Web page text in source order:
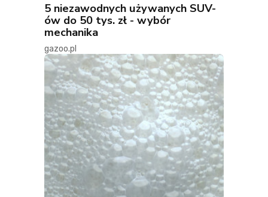
5 niezawodnych używanych SUV-
ów do 50 tys. zł - wybór
mechanika
gazoo.pl